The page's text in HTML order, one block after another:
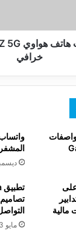
خرافي
واتساب
ديسمبر 10,
تصاميم
مايو 23, 2021